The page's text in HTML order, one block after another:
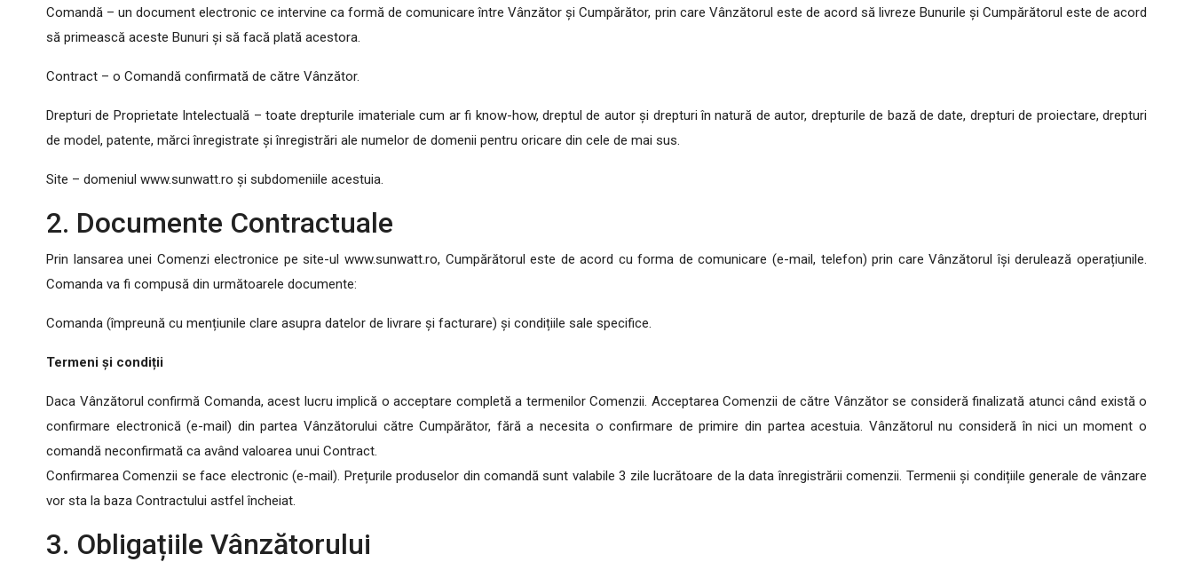
Comandă – un document electronic ce intervine ca formă de comunicare între Vânzător și Cumpărător, prin care Vânzătorul este de acord să livreze Bunurile și Cumpărătorul este de acord
să primească aceste Bunuri și să facă plată acestora.
Contract – o Comandă confirmată de către Vânzător.
Drepturi de Proprietate Intelectuală – toate drepturile imateriale cum ar fi know-how, dreptul de autor și drepturi în natură de autor, drepturile de bază de date, drepturi de proiectare, drepturi
de model, patente, mărci înregistrate și înregistrări ale numelor de domenii pentru oricare din cele de mai sus.
Site – domeniul www.sunwatt.ro și subdomeniile acestuia.
2. Documente Contractuale
Prin lansarea unei Comenzi electronice pe site-ul www.sunwatt.ro, Cumpărătorul este de acord cu forma de comunicare (e-mail, telefon) prin care Vânzătorul își derulează operațiunile.
Comanda va fi compusă din următoarele documente:
Comanda (împreună cu mențiunile clare asupra datelor de livrare și facturare) și condițiile sale specifice.
Termeni și condiții
Daca Vânzătorul confirmă Comanda, acest lucru implică o acceptare completă a termenilor Comenzii. Acceptarea Comenzii de către Vânzător se consideră finalizată atunci când există o
confirmare electronică (e-mail) din partea Vânzătorului către Cumpărător, fără a necesita o confirmare de primire din partea acestuia. Vânzătorul nu consideră în nici un moment o
comandă neconfirmată ca având valoarea unui Contract.
Confirmarea Comenzii se face electronic (e-mail). Prețurile produselor din comandă sunt valabile 3 zile lucrătoare de la data înregistrării comenzii. Termenii și condițiile generale de vânzare
vor sta la baza Contractului astfel încheiat.
3. Obligațiile Vânzătorului